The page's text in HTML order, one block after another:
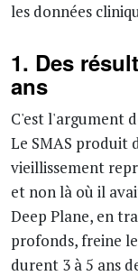
les données
1. Des
ans
C'est l'argument
Le SMAS produit
vieillissement
et non là où il
Deep Plane, en
profonds, freine
durent 3 à 5 ans